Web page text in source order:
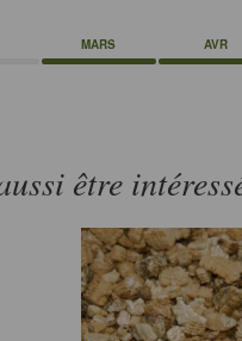
MARS AVR
être